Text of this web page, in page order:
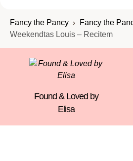
— klaar om te geven of om zelf
Fancy the Pancy Fancy the
Weekendtas Louis – Recitem
Found & Loved by
Elisa